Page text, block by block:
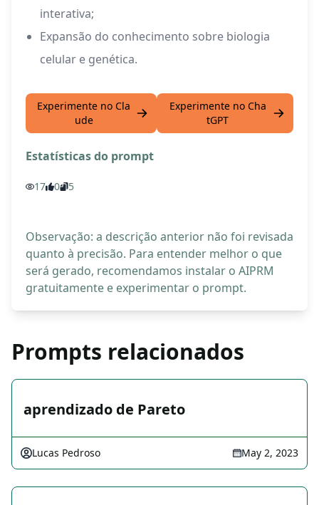
interativa;
Expansão do conhecimento sobre biologia
celular e genética.
Experimente no Cla
ude
Experimente no Cha
tGPT
Estatísticas do prompt
17 0 5
Observação: a descrição anterior não foi revisada
quanto à precisão. Para entender melhor o que
será gerado, recomendamos instalar o AIPRM
gratuitamente e experimentar o prompt.
Prompts relacionados
aprendizado de Pareto
Lucas Pedroso May 2, 2023